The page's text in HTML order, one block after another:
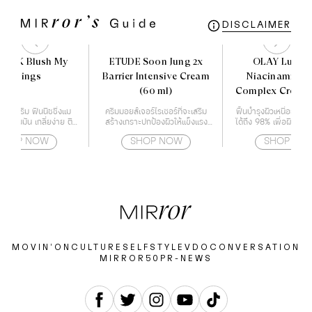
DISCLAIMER
Blush My
Feelings
เนื้อครีม ฟินนิชชิ่งแม
ความมัน เกลี่ยง่าย ติด
NOW
ETUDE Soon Jung 2x
Barrier Intensive Cream
(60 ml)
ครีมมอยส์เจอร์ไรเซอร์ที่จะเสริม
สร้างเกราะปกป้องผิวให้แข็งแรง
SHOP NOW
OLAY
Complex
ฟื้นบำรุงผิวเหนื่อยล้าใ
ได้ถึง 98% เพื่อผิวโกล
SHOP
MOVIN’ON CULTURE SELF STYLE VDO CONVERSATION
MIRROR50 PR-NEWS